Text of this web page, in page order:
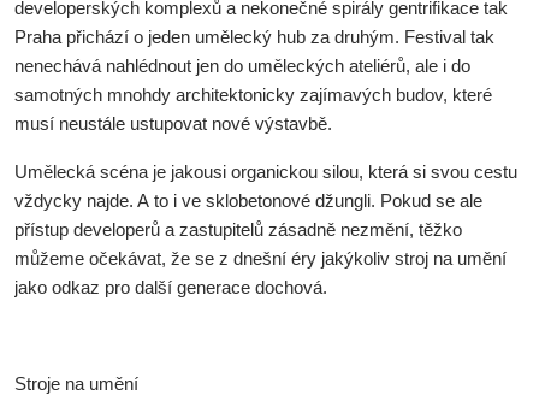
developerských komplexů a nekonečné spirály gentrifikace tak
Praha přichází o jeden umělecký hub za druhým. Festival tak
nenechává nahlédnout jen do uměleckých ateliérů, ale i do
samotných mnohdy architektonicky zajímavých budov, které
musí neustále ustupovat nové výstavbě.
Umělecká scéna je jakousi organickou silou, která si svou cestu
vždycky najde. A to i ve sklobetonové džungli. Pokud se ale
přístup developerů a zastupitelů zásadně nezmění, těžko
můžeme očekávat, že se z dnešní éry jakýkoliv stroj na umění
jako odkaz pro další generace dochová.
Stroje na umění